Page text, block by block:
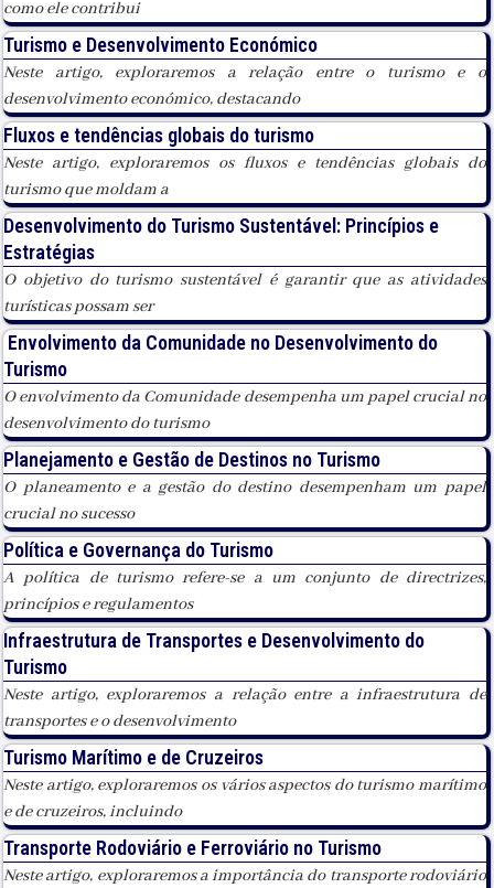
como ele contribui
Turismo e Desenvolvimento Económico
Neste artigo, exploraremos a relação entre o turismo e o
desenvolvimento económico, destacando
Fluxos e tendências globais do turismo
Neste artigo, exploraremos os fluxos e tendências globais do
turismo que moldam a
Desenvolvimento do Turismo Sustentável: Princípios e
Estratégias
O objetivo do turismo sustentável é garantir que as atividades
turísticas possam ser
Envolvimento da Comunidade no Desenvolvimento do
Turismo
O envolvimento da Comunidade desempenha um papel crucial no
desenvolvimento do turismo
Planejamento e Gestão de Destinos no Turismo
O planeamento e a gestão do destino desempenham um papel
crucial no sucesso
Política e Governança do Turismo
A política de turismo refere-se a um conjunto de directrizes,
princípios e regulamentos
Infraestrutura de Transportes e Desenvolvimento do
Turismo
Neste artigo, exploraremos a relação entre a infraestrutura de
transportes e o desenvolvimento
Turismo Marítimo e de Cruzeiros
Neste artigo, exploraremos os vários aspectos do turismo marítimo
e de cruzeiros, incluindo
Transporte Rodoviário e Ferroviário no Turismo
Neste artigo, exploraremos a importância do transporte rodoviário